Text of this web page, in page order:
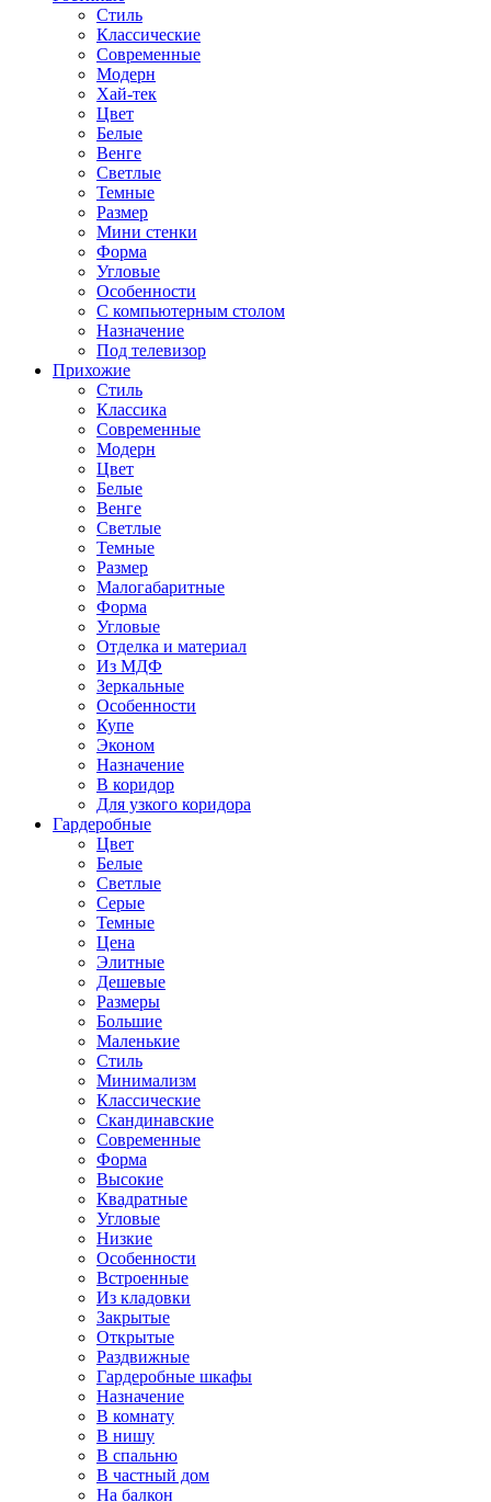
Стиль
Классические
Современные
Модерн
Хай-тек
Цвет
Белые
Венге
Светлые
Темные
Размер
Мини стенки
Форма
Угловые
Особенности
С компьютерным столом
Назначение
Под телевизор
Прихожие
Стиль
Классика
Современные
Модерн
Цвет
Белые
Венге
Светлые
Темные
Размер
Малогабаритные
Форма
Угловые
Отделка и материал
Из МДФ
Зеркальные
Особенности
Купе
Эконом
Назначение
В коридор
Для узкого коридора
Гардеробные
Цвет
Белые
Светлые
Серые
Темные
Цена
Элитные
Дешевые
Размеры
Большие
Маленькие
Стиль
Минимализм
Классические
Скандинавские
Современные
Форма
Высокие
Квадратные
Угловые
Низкие
Особенности
Встроенные
Из кладовки
Закрытые
Открытые
Раздвижные
Гардеробные шкафы
Назначение
В комнату
В нишу
В спальню
В частный дом
На балкон